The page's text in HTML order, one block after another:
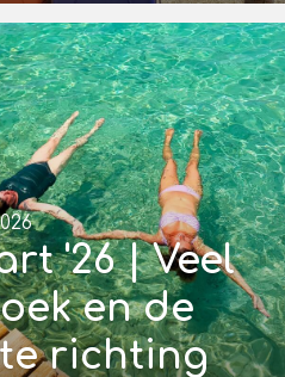
'26 | Veel
en de
richting